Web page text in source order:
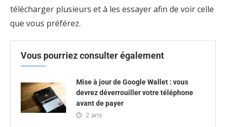
télécharger plusieurs et à les essayer afin de voir celle
que vous préférez.
Vous pourriez consulter également
Mise à jour de Google Wallet : vous
devrez déverrouiller votre téléphone
avant de payer
2 ans